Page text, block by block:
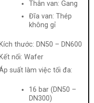
Thân van: Gang
Đĩa van: Thép
không gỉ
Kích thước: DN50 – DN600
Kết nối: Wafer
suất làm việc tối đa:
16 bar (DN50 –
DN300)